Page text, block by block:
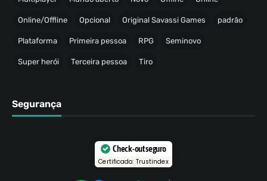
Online/Offline Opcional Original Savassi Games padrão
Plataforma Primeira pessoa RPG Seminovo
Super herói Terceira pessoa Tiro
Segurança
Check-out seguro
Certificado: Trustindex